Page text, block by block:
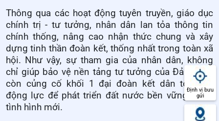
Thông qua các hoạt động tuyên truyền, giáo dục
chính trị - tư tưởng, nhân dân lan tỏa thông tin
chính thống, nâng cao nhận thức chung và xây
dựng tinh thần đoàn kết, thống nhất trong toàn xã
hội. Như vậy, sự tham gia của nhân dân, không
chỉ giúp bảo vệ nền tảng tư tưởng của Đảng, mà
còn củng cố khối 1 đại đoàn kết dân tộc, tạo
động lực để phát triển đất nước bền vững trong
tình hình mới.
Định vị bưu
gửi